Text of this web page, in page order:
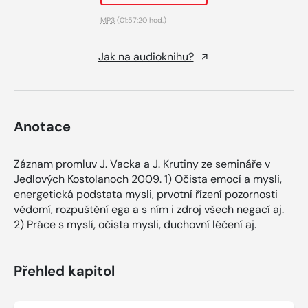
MP3 (01:57:20 hod.)
Jak na audioknihu?
Anotace
Záznam promluv J. Vacka a J. Krutiny ze semináře v
Jedlových Kostolanoch 2009. 1) Očista emocí a mysli,
energetická podstata mysli, prvotní řízení pozornosti
vědomí, rozpuštění ega a s ním i zdroj všech negací aj.
2) Práce s myslí, očista mysli, duchovní léčení aj.
Přehled kapitol